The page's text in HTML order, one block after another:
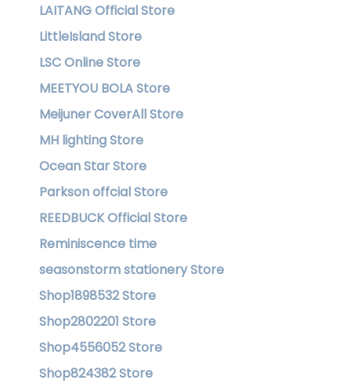
LAITANG Official Store
LittleIsland Store
LSC Online Store
MEETYOU BOLA Store
Meijuner CoverAll Store
MH lighting Store
Ocean Star Store
Parkson offcial Store
REEDBUCK Official Store
Reminiscence time
seasonstorm stationery Store
Shop1898532 Store
Shop2802201 Store
Shop4556052 Store
Shop824382 Store